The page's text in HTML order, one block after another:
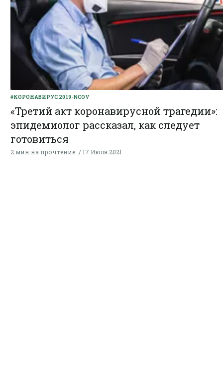
#КОРОНАВИРУС 2019-NCOV
«Третий акт коронавирусной трагедии»:
эпидемиолог рассказал, как следует
готовиться
2 мин на прочтение 17 Июля 2021